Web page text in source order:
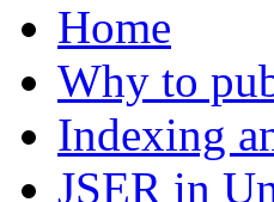
Home
Why to
Indexing
JSER in